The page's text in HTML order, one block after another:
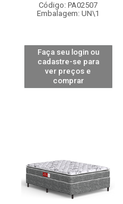
Código: PA02507
Embalagem: UN\1
Faça seu login ou
cadastre-se para
ver preços e
comprar